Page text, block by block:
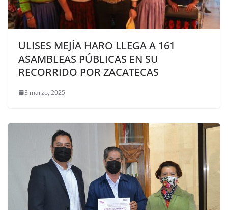
ULISES MEJÍA HARO LLEGA A 161
ASAMBLEAS PÚBLICAS EN SU
RECORRIDO POR ZACATECAS
3 marzo, 2025